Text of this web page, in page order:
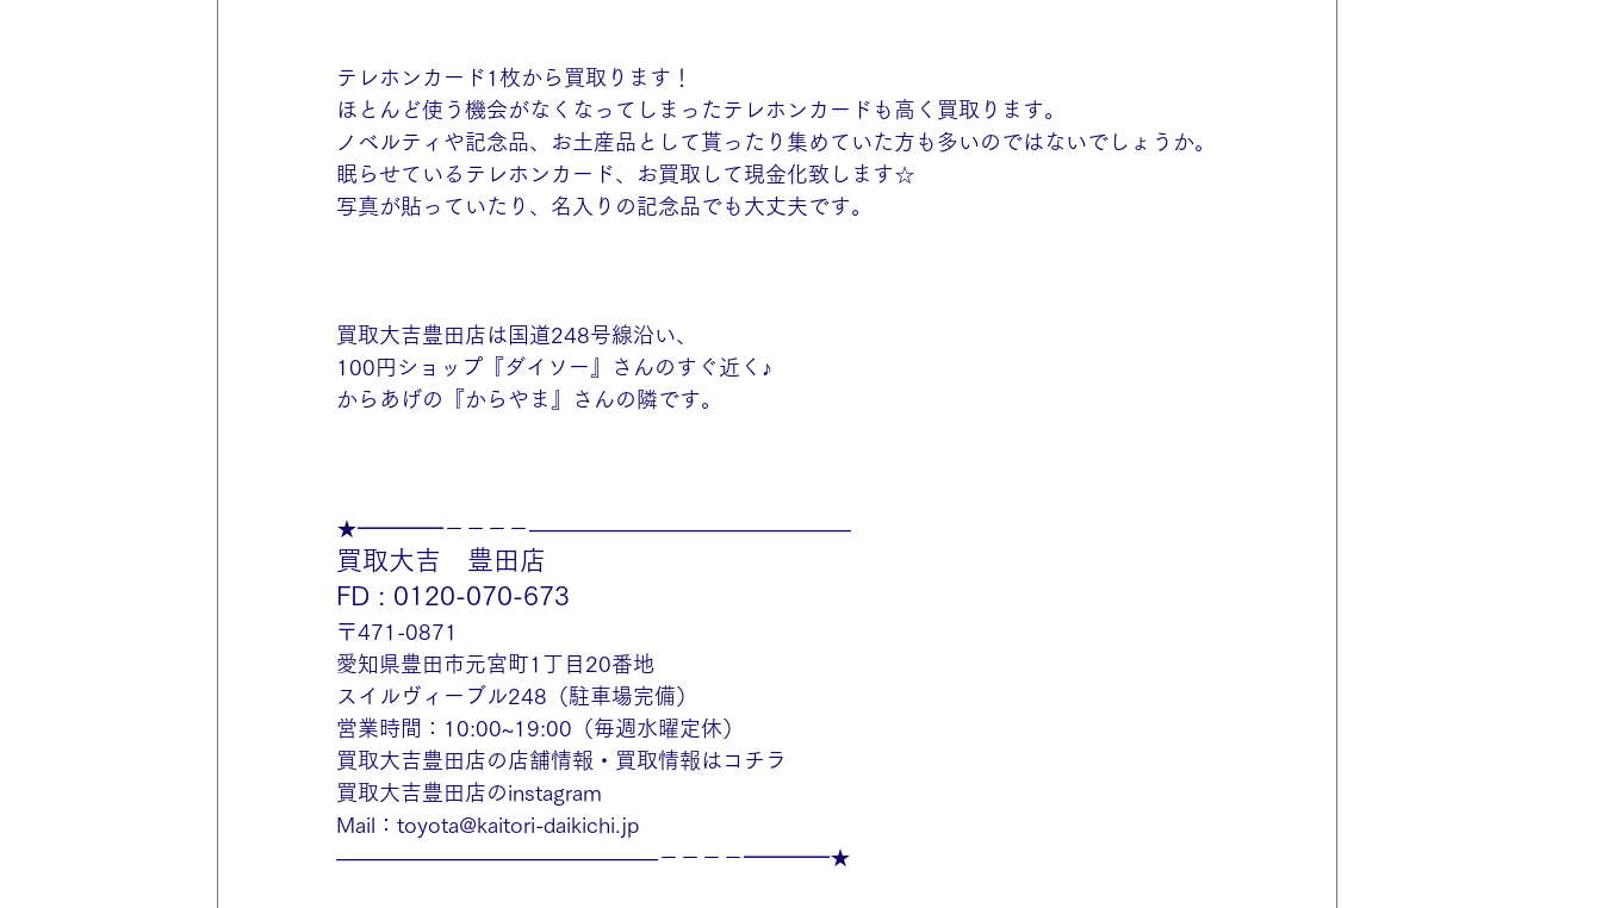
テレホンカード1枚から買取ります！
ほとんど使う機会がなくなってしまったテレホンカードも高く買取ります。
ノベルティや記念品、お土産品として貰ったり集めていた方も多いのではないでしょうか。
眠らせているテレホンカード、お買取して現金化致します☆
写真が貼っていたり、名入りの記念品でも大丈夫です。
買取大吉豊田店は国道248号線沿い、
100円ショップ『ダイソー』さんのすぐ近く♪
からあげの『からやま』さんの隣です。
★━━━━－－－－———————————————
買取大吉　豊田店
FD : 0120-070-673
〒471-0871
愛知県豊田市元宮町1丁目20番地
スイルヴィーブル248（駐車場完備）
営業時間：10:00~19:00（毎週水曜定休）
買取大吉豊田店の店舗情報・買取情報はコチラ
買取大吉豊田店のinstagram
Mail：toyota@kaitori-daikichi.jp
———————————————－－－－━━━━★